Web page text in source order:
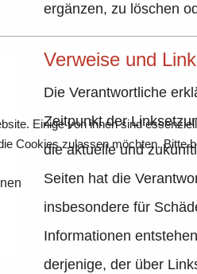
ergänzen, zu löschen
Verweise und
Die Verantwortliche
Zeitpunkt der
die aktuelle und
Seiten hat die
insbesondere für
Informationen
derjenige, der über
Einige von ihnen sind
Cookies zulassen möchten. Bitte